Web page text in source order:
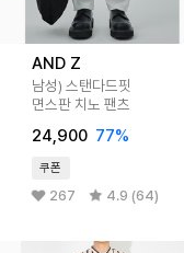
AND Z
남성) 스탠다드핏
면스판 치노 팬츠
24,900 77%
쿠폰
267 4.9 (64)